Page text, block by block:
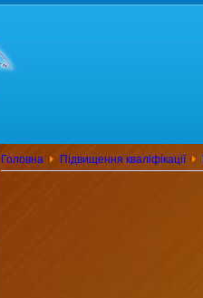
Головна Підвищення кваліфікації